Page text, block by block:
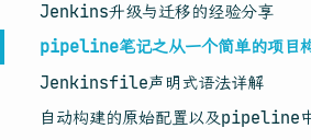
Jenkins升级与迁移的经验分享
pipeline笔记之从一个简单的项目
Jenkinsfile声明式语法详解
自动构建的原始配置以及pipeline